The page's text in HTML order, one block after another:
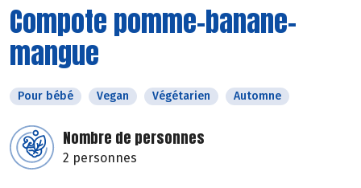
Compote pomme-banane-
mangue
Pour bébé Vegan Végétarien Automne
Nombre de personnes
2 personnes